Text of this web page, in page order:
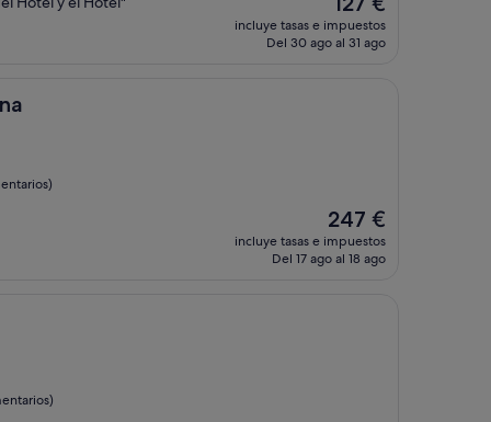
precio
actual
incluye tasas e impuestos
Del 30 ago al 31 ago
El
precio
actual
247 €
incluye tasas e impuestos
Del 17 ago al 18 ago